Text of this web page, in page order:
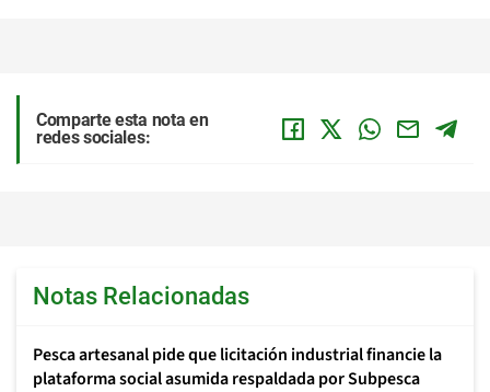
Comparte esta nota en
redes sociales:
Notas Relacionadas
Pesca artesanal pide que licitación industrial financie la
plataforma social asumida respaldada por Subpesca